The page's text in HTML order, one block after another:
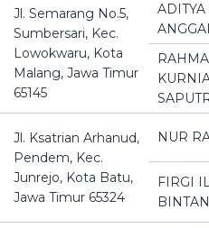
Jl. Semarang No.5,
Sumbersari, Kec.
Lowokwaru, Kota
Malang, Jawa Timur
65145
Jl. Ksatrian Arhanud,
Pendem, Kec.
Junrejo, Kota Batu,
Jawa Timur 65324
NUR
FIRGI